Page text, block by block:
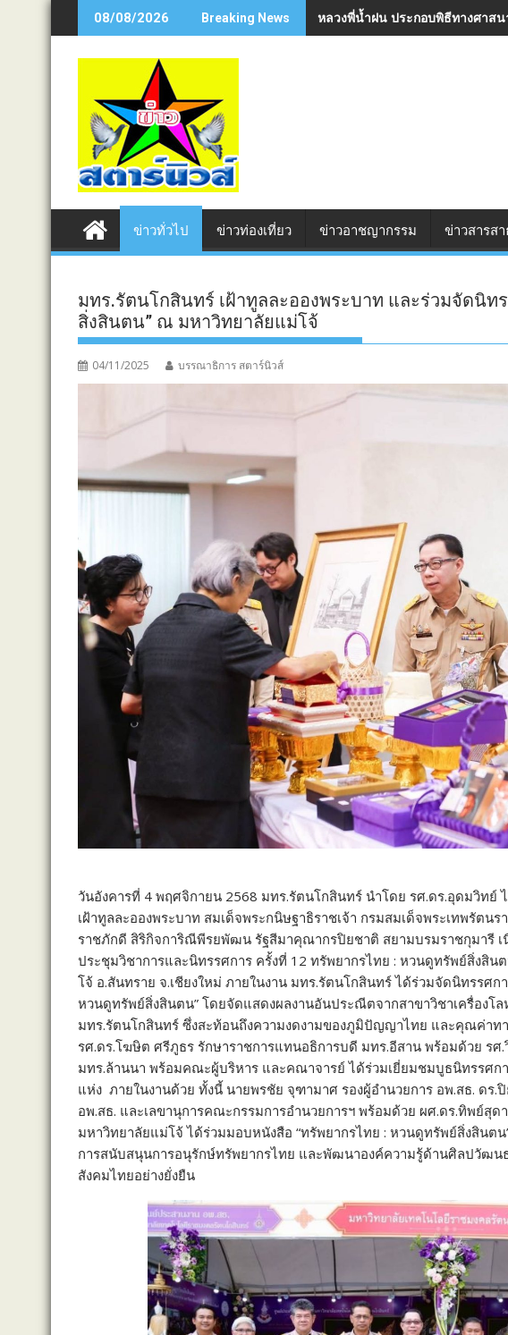
to
08/08/2026 Breaking News หลวงพี่น้ำฝน ประกอบพิธีทางศาส
ข่าวทั่วไป ข่าวท่องเที่ยว ข่าวอาชญากรรม ข่าวสารส
มทร.รัตนโกสินทร์ เฝ้าทูลละอองพระบาท และร่วมจัดนิท
สิ่งสินตน” ณ มหาวิทยาลัยแม่โจ้
04/11/2025 บรรณาธิการ สตาร์นิวส์
วันอังคารที่ 4 พฤศจิกายน 2568 มทร.รัตนโกสินทร์ นำโดย รศ.ดร.อุดมวิท
เฝ้าทูลละอองพระบาท สมเด็จพระกนิษฐาธิราชเจ้า กรมสมเด็จพระเทพรัตน
ราชภักดี สิริกิจการิณีพีรยพัฒน รัฐสีมาคุณากรปิยชาติ สยามบรมราชกุมารี เนื่
ประชุมวิชาการและนิทรรศการ ครั้งที่ 12 ทรัพยากรไทย : หวนดูทรัพย์สิ่งสิ
โจ้ อ.สันทราย จ.เชียงใหม่ ภายในงาน มทร.รัตนโกสินทร์ ได้ร่วมจัดนิทรรศ
หวนดูทรัพย์สิ่งสินตน” โดยจัดแสดงผลงานอันประณีตจากสาขาวิชาเครื่อง
มทร.รัตนโกสินทร์ ซึ่งสะท้อนถึงความงดงามของภูมิปัญญาไทย และคุณค่า
รศ.ดร.โฆษิต ศรีภูธร รักษาราชการแทนอธิการบดี มทร.อีสาน พร้อมด้วย รศ
มทร.ล้านนา พร้อมคณะผู้บริหาร และคณาจารย์ ได้ร่วมเยี่ยมชมบูธนิทรรศก
แห่ง ภายในงานด้วย ทั้งนี้ นายพรชัย จุฑามาศ รองผู้อำนวยการ อพ.สธ. ด
อพ.สธ. และเลขานุการคณะกรรมการอำนวยการฯ พร้อมด้วย ผศ.ดร.ทิพย์สุ
มหาวิทยาลัยแม่โจ้ ได้ร่วมมอบหนังสือ “ทรัพยากรไทย : หวนดูทรัพย์สิ่งสินต
การสนับสนุนการอนุรักษ์ทรัพยากรไทย และพัฒนาองค์ความรู้ด้านศิลปวัฒน
สังคมไทยอย่างยั่งยืน